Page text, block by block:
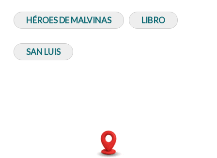
HÉROES DE MALVINAS LIBRO
SAN LUIS